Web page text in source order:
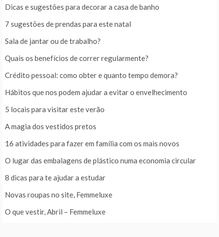
Dicas e sugestões para decorar a casa de banho
7 sugestões de prendas para este natal
Sala de jantar ou de trabalho?
Quais os benefícios de correr regularmente?
Crédito pessoal: como obter e quanto tempo demora?
Hábitos que nos podem ajudar a evitar o envelhecimento
5 locais para visitar este verão
A magia dos vestidos pretos
16 atividades para fazer em família com os mais novos
O lugar das embalagens de plástico numa economia circular
8 dicas para te ajudar a estudar
Novas roupas no site, Femmeluxe
O que vestir, Abril – Femmeluxe